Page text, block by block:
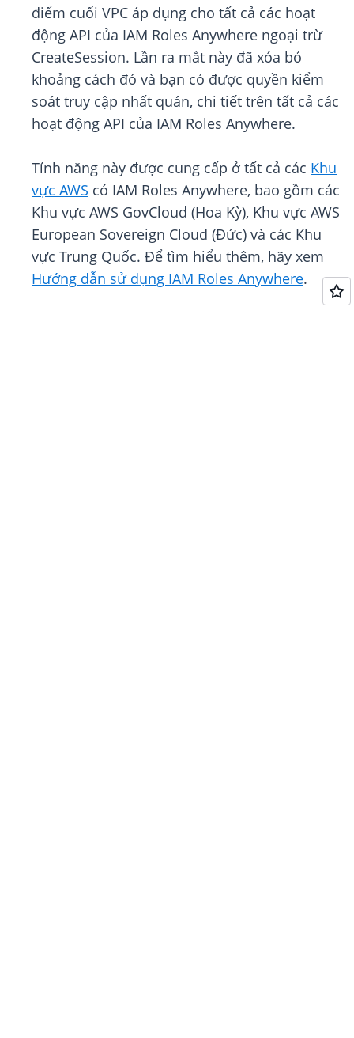
điểm cuối VPC áp dụng cho tất cả các hoạt
động API của IAM Roles Anywhere ngoại trừ
CreateSession. Lần ra mắt này đã xóa bỏ
khoảng cách đó và bạn có được quyền kiểm
soát truy cập nhất quán, chi tiết trên tất cả các
hoạt động API của IAM Roles Anywhere.
Tính năng này được cung cấp ở tất cả các Khu
vực AWS có IAM Roles Anywhere, bao gồm các
Khu vực AWS GovCloud (Hoa Kỳ), Khu vực AWS
European Sovereign Cloud (Đức) và các Khu
vực Trung Quốc. Để tìm hiểu thêm, hãy xem
Hướng dẫn sử dụng IAM Roles Anywhere.